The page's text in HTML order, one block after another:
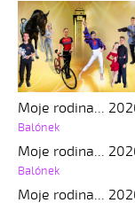
Moje rodina...
Balónek
Moje rodina...
Balónek
Moje rodina...